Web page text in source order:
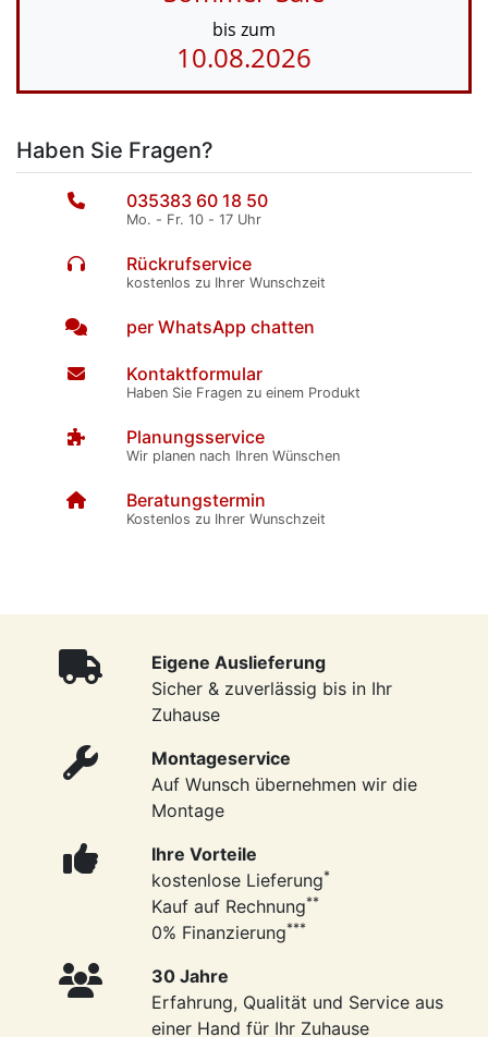
bis zum
10.08.2026
Haben Sie Fragen?
035383 60 18 50
Mo. - Fr. 10 - 17 Uhr
Rückrufservice
kostenlos zu Ihrer Wunschzeit
per WhatsApp chatten
Kontaktformular
Haben Sie Fragen zu einem Produkt
Planungsservice
Wir planen nach Ihren Wünschen
Beratungstermin
Kostenlos zu Ihrer Wunschzeit
Eigene Auslieferung
Sicher & zuverlässig bis in Ihr
Zuhause
Montageservice
Auf Wunsch übernehmen wir die
Montage
Ihre Vorteile
kostenlose Lieferung*
Kauf auf Rechnung**
0% Finanzierung***
30 Jahre
Erfahrung, Qualität und Service aus
einer Hand für Ihr Zuhause